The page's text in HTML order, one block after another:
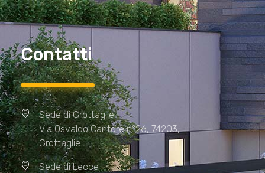
Contatti
Sede di Grottaglie
Via Osvaldo Cantore n°26, 74203,
Grottaglie
Sede di Lecce